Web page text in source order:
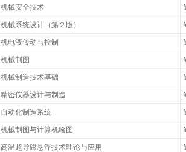
机械安全技术
机械系统设计（第２版）
机电液传动与控制
机械制图
机械制造技术基础
精密仪器设计与制造
自动化制造系统
机械制图与计算机绘图
高温超导磁悬浮技术理论与应用